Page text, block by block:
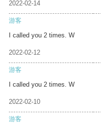
2022-02-14
游客
I called you 2 times. W
2022-02-12
游客
I called you 2 times. W
2022-02-10
游客